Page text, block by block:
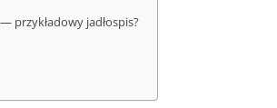
przykładowy jadłospis?